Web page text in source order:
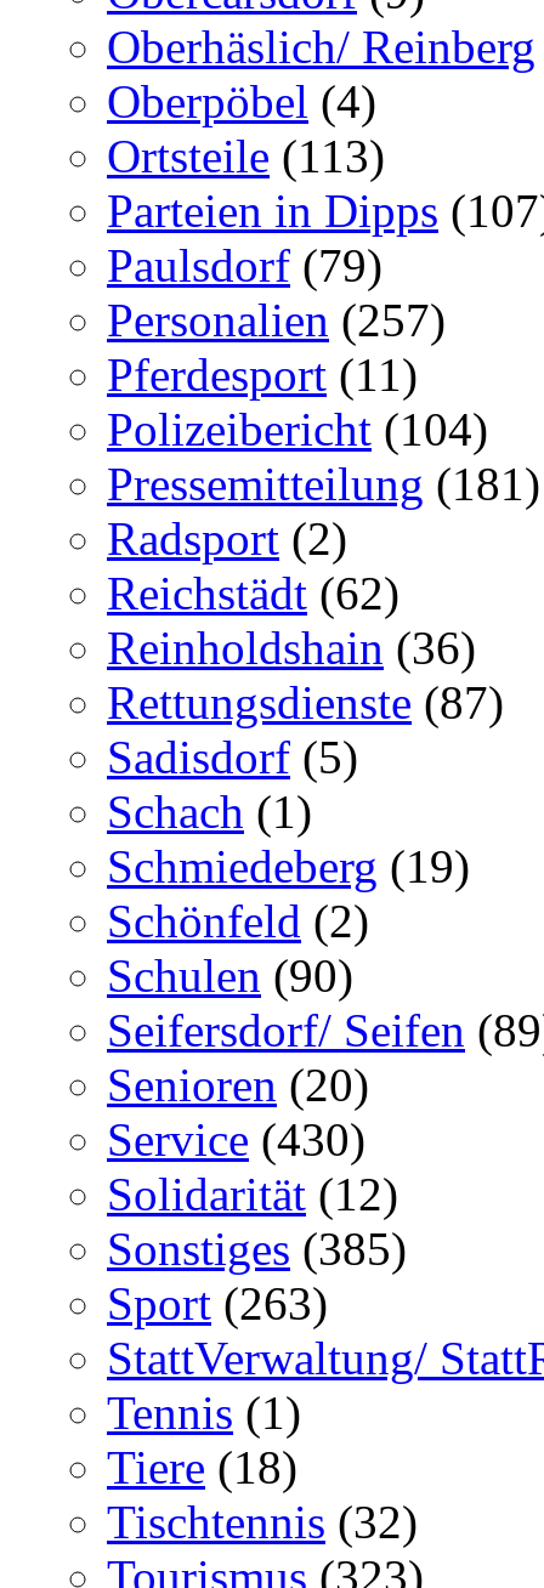
Oberhäslich/ Reinberg
Oberpöbel (4)
Ortsteile (113)
Parteien in Dipps
Paulsdorf (79)
Personalien (257)
Pferdesport (11)
Polizeibericht (104)
Pressemitteilung (181)
Radsport (2)
Reichstädt (62)
Reinholdshain (36)
Rettungsdienste (87)
Sadisdorf (5)
Schach (1)
Schmiedeberg (19)
Schönfeld (2)
Schulen (90)
Seifersdorf/ Seifen
Senioren (20)
Service (430)
Solidarität (12)
Sonstiges (385)
Sport (263)
StattVerwaltung/
Tennis (1)
Tiere (18)
Tischtennis (32)
Tourismus (323)